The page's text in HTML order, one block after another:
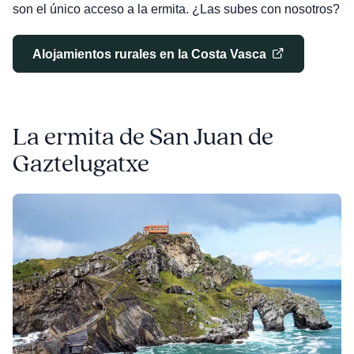
son el único acceso a la ermita. ¿Las subes con nosotros?
Alojamientos rurales en la Costa Vasca
La ermita de San Juan de
Gaztelugatxe